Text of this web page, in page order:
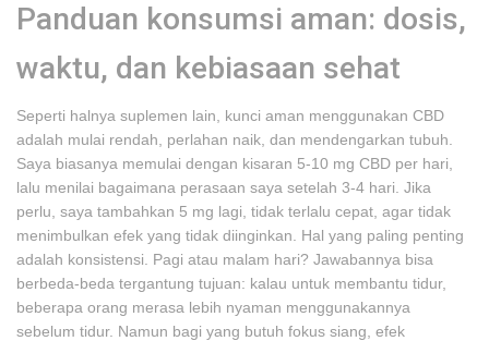
Panduan konsumsi aman: dosis,
waktu, dan kebiasaan sehat
Seperti halnya suplemen lain, kunci aman menggunakan CBD
adalah mulai rendah, perlahan naik, dan mendengarkan tubuh.
Saya biasanya memulai dengan kisaran 5-10 mg CBD per hari,
lalu menilai bagaimana perasaan saya setelah 3-4 hari. Jika
perlu, saya tambahkan 5 mg lagi, tidak terlalu cepat, agar tidak
menimbulkan efek yang tidak diinginkan. Hal yang paling penting
adalah konsistensi. Pagi atau malam hari? Jawabannya bisa
berbeda-beda tergantung tujuan: kalau untuk membantu tidur,
beberapa orang merasa lebih nyaman menggunakannya
sebelum tidur. Namun bagi yang butuh fokus siang, efek